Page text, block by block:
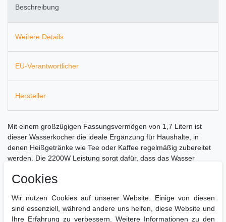
Beschreibung
Weitere Details
EU-Verantwortlicher
Hersteller
Mit einem großzügigen Fassungsvermögen von 1,7 Litern ist
dieser Wasserkocher die ideale Ergänzung für Haushalte, in
denen Heißgetränke wie Tee oder Kaffee regelmäßig zubereitet
werden. Die 2200W Leistung sorgt dafür, dass das Wasser
innovative Design der Heiztechnologie gewährleistet dabei eine
Cookies
Wir nutzen Cookies auf unserer Website. Einige von diesen
sind essenziell, während andere uns helfen, diese Website und
Ihre Erfahrung zu verbessern. Weitere Informationen zu den